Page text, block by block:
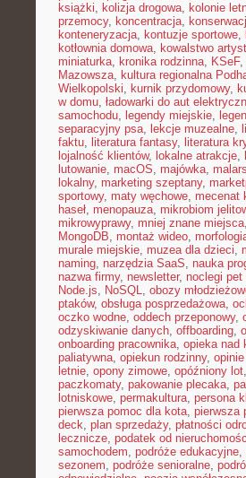
książki, kolizja drogowa, kolonie
przemocy, koncentracja,
konteneryzacja, kontuzje sportowe,
kotłownia domowa, kowalstwo
miniaturka, kronika rodzinna, KSeF,
Mazowsza, kultura regionalna
Wielkopolski, kurnik przydomowy,
w domu, ładowarki do aut
samochodu, legendy miejskie,
separacyjny psa, lekcje muzealne,
faktu, literatura fantasy, literatura
lojalność klientów, lokalne atrakcje,
lutowanie, macOS, majówka,
lokalny, marketing szeptany,
sportowy, maty węchowe, mecenat
haseł, menopauza, mikrobiom
mikrowyprawy, mniej znane miejsca,
MongoDB, montaż wideo,
murale miejskie, muzea dla dzieci,
naming, narzędzia SaaS, nauka
nazwa firmy, newsletter, noclegi pet
Node.js, NoSQL, obozy
ptaków, obsługa posprzedażowa,
oczko wodne, oddech przeponowy,
odzyskiwanie danych, offboarding,
onboarding pracownika, opieka nad
paliatywna, opiekun rodzinny,
letnie, opony zimowe, opóźniony lot,
paczkomaty, pakowanie plecaka,
lotniskowe, permakultura, persona
pierwsza pomoc dla kota, pierwsza
deck, plan sprzedaży, płatności
lecznicze, podatek od
samochodem, podróże edukacyjne,
sezonem, podróże senioralne,